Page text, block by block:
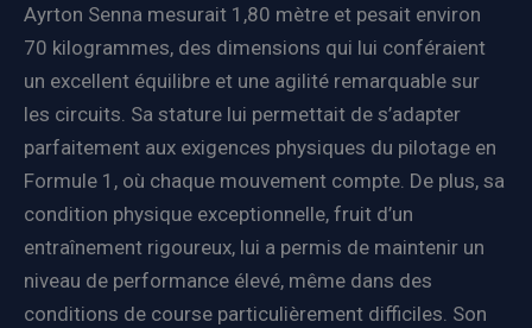
Ayrton Senna mesurait 1,80 mètre et pesait environ
70 kilogrammes, des dimensions qui lui conféraient
un excellent équilibre et une agilité remarquable sur
les circuits. Sa stature lui permettait de s’adapter
parfaitement aux exigences physiques du pilotage en
Formule 1, où chaque mouvement compte. De plus, sa
condition physique exceptionnelle, fruit d’un
entraînement rigoureux, lui a permis de maintenir un
niveau de performance élevé, même dans des
conditions de course particulièrement difficiles. Son